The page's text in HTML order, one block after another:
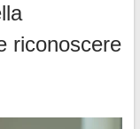
riconoscere